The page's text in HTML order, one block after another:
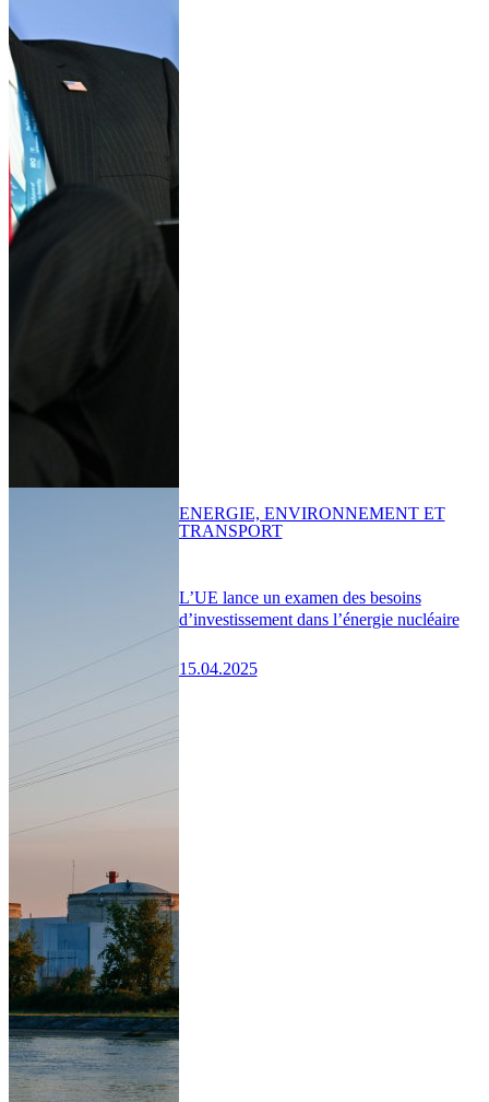
L’UE lance un examen des besoins
d’investissement dans l’énergie nucléaire
15.04.2025
ENERGIE, ENVIRONNEMENT ET
TRANSPORT